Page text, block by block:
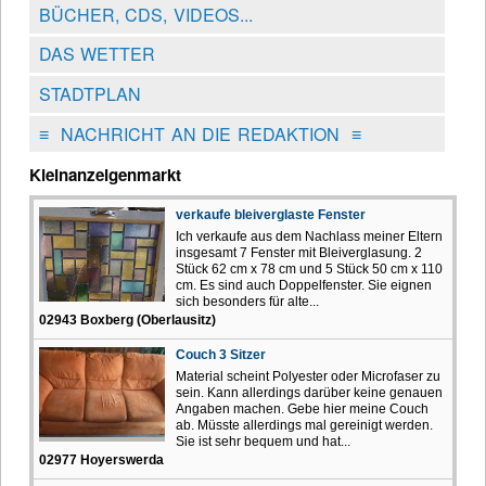
BÜCHER, CDS, VIDEOS...
DAS WETTER
STADTPLAN
≡NACHRICHT AN DIE REDAKTION ≡
Kleinanzeigenmarkt
verkaufe bleiverglaste Fenster
Ich verkaufe aus dem Nachlass meiner Eltern
insgesamt 7 Fenster mit Bleiverglasung. 2
Stück 62 cm x 78 cm und 5 Stück 50 cm x 110
cm. Es sind auch Doppelfenster. Sie eignen
sich besonders für alte...
02943 Boxberg (Oberlausitz)
Couch 3 Sitzer
Material scheint Polyester oder Microfaser zu
sein. Kann allerdings darüber keine genauen
Angaben machen. Gebe hier meine Couch
ab. Müsste allerdings mal gereinigt werden.
Sie ist sehr bequem und hat...
02977 Hoyerswerda